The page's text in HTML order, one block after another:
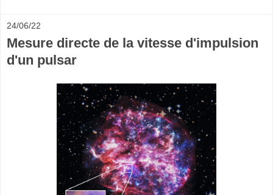
24/06/22
Mesure directe de la vitesse d'impulsion
d'un pulsar